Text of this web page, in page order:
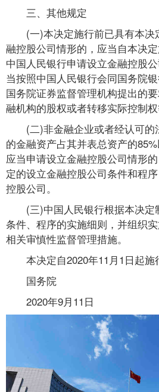
三、其他规定
(一)本决定施行前已具有本决
融控股公司情形的，应当自本决
中国人民银行申请设立金融控股
当按照中国人民银行会同国务院银
国务院证券监督管理机构提出的
融机构的股权或者转移实际控制权
(二)非金融企业或者经认可的
的金融资产占其并表总资产的
应当申请设立金融控股公司情形
定的设立金融控股公司条件和程
控股公司。
(三)中国人民银行根据本决定
条件、程序的实施细则，并组织
相关审慎性监督管理措施。
本决定自2020年11月1日起施
国务院
2020年9月11日